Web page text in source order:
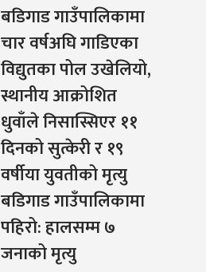
बडिगाड गाउँपालिकामा
चार वर्षअघि गाडिएका
विद्युतका पोल उखेलियो,
स्थानीय आक्रोशित
धुवाँले निसास्सिएर ११
दिनको सुत्केरी र १९
वर्षीया युवतीको मृत्यु
बडिगाड गाउँपालिकामा
पहिरो: हालसम्म ७
जनाको मृत्यु